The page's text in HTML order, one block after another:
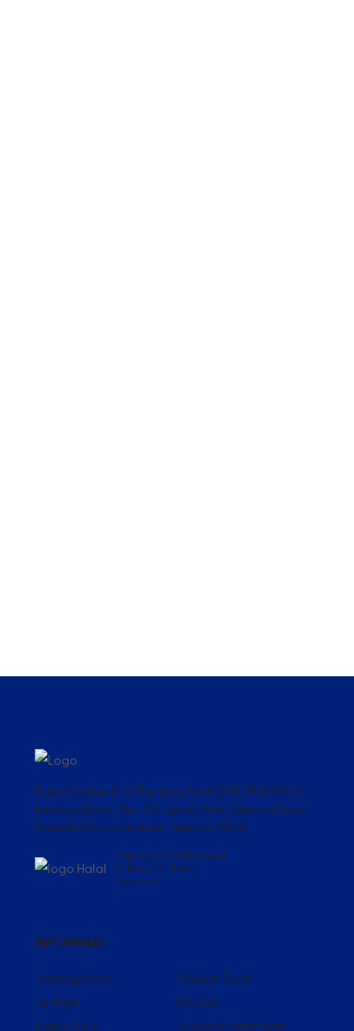
Ruko Golden 8, Jl. Panjang No.8 CDE, RT.5/RW.11,
Kedoya Utara, Kec. Kb. Jeruk, Kota Jakarta Barat,
Daerah Khusus Ibukota Jakarta, 11520
Copyrights © 2023 Eatwell
Culinary, All Rights
Reserved
INFORMASI
Tentang Kami
Ichiban Sushi
Ta Wan
Kontak
Dapur Solo
Syarat & Ketentuan